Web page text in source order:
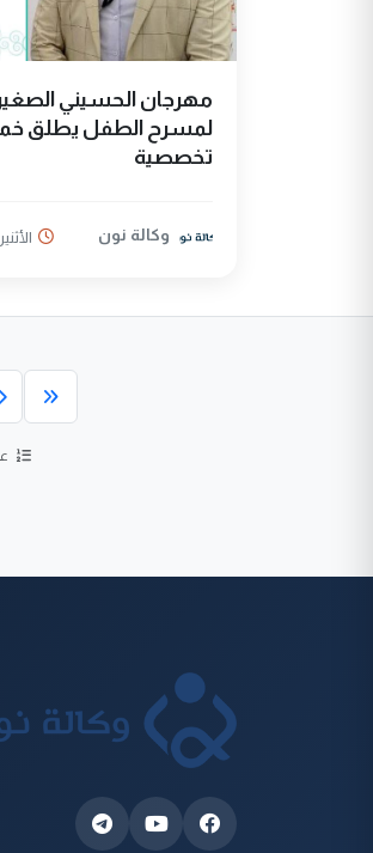
مهرجان الحسيني
لمسرح الطفل يطلق
تخصصية
وكالة نون الأثنين 14 تشرين